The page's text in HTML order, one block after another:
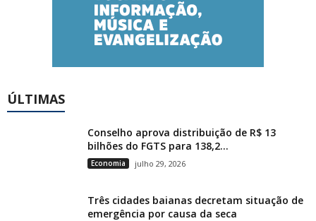
ÚLTIMAS
Conselho aprova distribuição de R$ 13
bilhões do FGTS para 138,2...
Economia julho 29, 2026
Três cidades baianas decretam situação de
emergência por causa da seca